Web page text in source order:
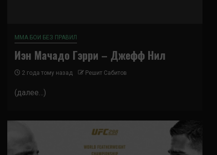
ММА БОИ БЕЗ ПРАВИЛ
Иэн Мачадо Гэрри – Джефф Нил
2 года тому назад Решит Сабитов
(далее…)